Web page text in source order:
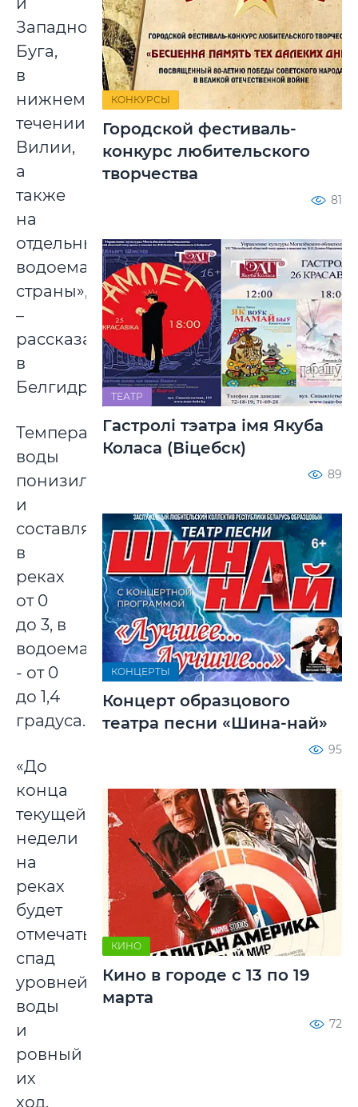
Западного
Буга,
в
нижнем
течении
Вилии,
а
также
на
отдельных
водоемах
страны»,
–
рассказали
в
Белгидромете.
Температура
воды
понизилась
и
составляет
в
реках
от 0
до 3, в
водоемах
- от 0
до 1,4
градуса.
«До
конца
текущей
недели
на
реках
будет
отмечаться
спад
уровней
воды
и
ровный
их
ход.
КОНКУРСЫ
Городской фестиваль-
конкурс любительского
творчества
81
ТЕАТР
Гастролі тэатра імя Якуба
Коласа (Віцебск)
89
КОНЦЕРТЫ
Концерт образцового
театра песни «Шина-най»
95
КИНО
Кино в городе с 13 по 19
марта
72